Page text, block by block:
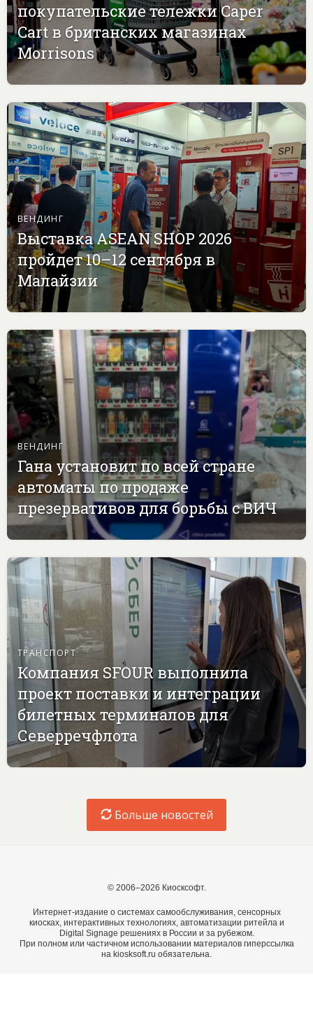
покупательские тележки Caper
Cart в британских магазинах
Morrisons
ВЕНДИНГ
Выставка ASEAN SHOP 2026
пройдет 10–12 сентября в
Малайзии
ВЕНДИНГ
Гана установит по всей стране
автоматы по продаже
презервативов для борьбы с ВИЧ
ТРАНСПОРТ
Компания SFOUR выполнила
проект поставки и интеграции
билетных терминалов для
Северречфлота
Больше новостей
© 2006–2026 Киосксофт.
Интернет-издание о системах самообслуживания, сенсорных
киосках, интерактивных технологиях, автоматизации ритейла и
Digital Signage решениях в России и за рубежом.
При полном или частичном использовании материалов гиперссылка
на kiosksoft.ru обязательна.